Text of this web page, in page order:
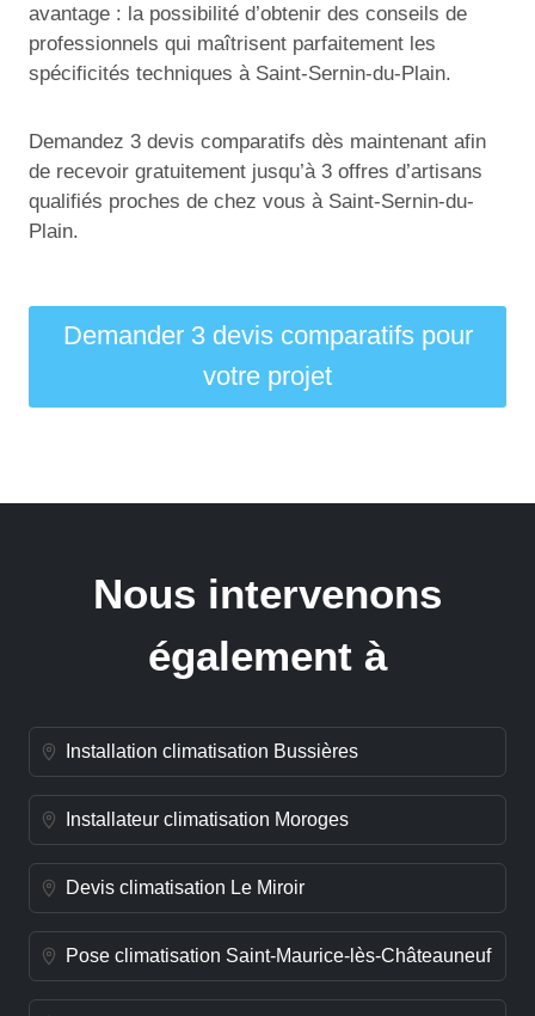
avantage : la possibilité d’obtenir des conseils de
professionnels qui maîtrisent parfaitement les
spécificités techniques à Saint-Sernin-du-Plain.
Demandez 3 devis comparatifs dès maintenant afin
de recevoir gratuitement jusqu’à 3 offres d’artisans
qualifiés proches de chez vous à Saint-Sernin-du-
Plain.
Demander 3 devis comparatifs pour
votre projet
Nous intervenons
également à
Installation climatisation Bussières
Installateur climatisation Moroges
Devis climatisation Le Miroir
Pose climatisation Saint-Maurice-lès-Châteauneuf